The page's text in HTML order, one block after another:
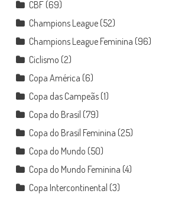
CBF(69)
Champions League(52)
Champions League Feminina (96)
Ciclismo (2)
Copa América (6)
Copa das Campeãs(1)
Copa do Brasil (79)
Copa do Brasil Feminina (25)
Copa do Mundo (50)
Copa do Mundo Feminina (4)
Copa Intercontinental (3)